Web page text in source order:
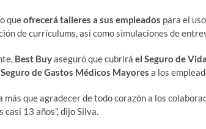
queofrecerá talleres a sus empleados para el
de currículums, así como simulaciones de
Best Buyaseguró que cubrirá el Seguro de Vida
Seguro de Gastos Médicos Mayores a los
más que agradecer de todo corazón a los
casi 13 años”, dijo Silva.